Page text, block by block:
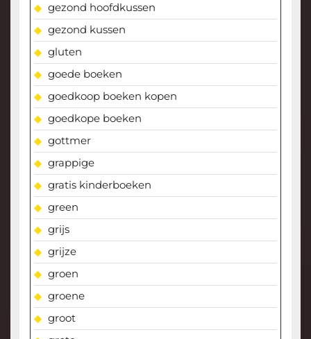
gezond hoofdkussen
gezond kussen
gluten
goede boeken
goedkoop boeken kopen
goedkope boeken
gottmer
grappige
gratis kinderboeken
green
grijs
grijze
groen
groene
groot